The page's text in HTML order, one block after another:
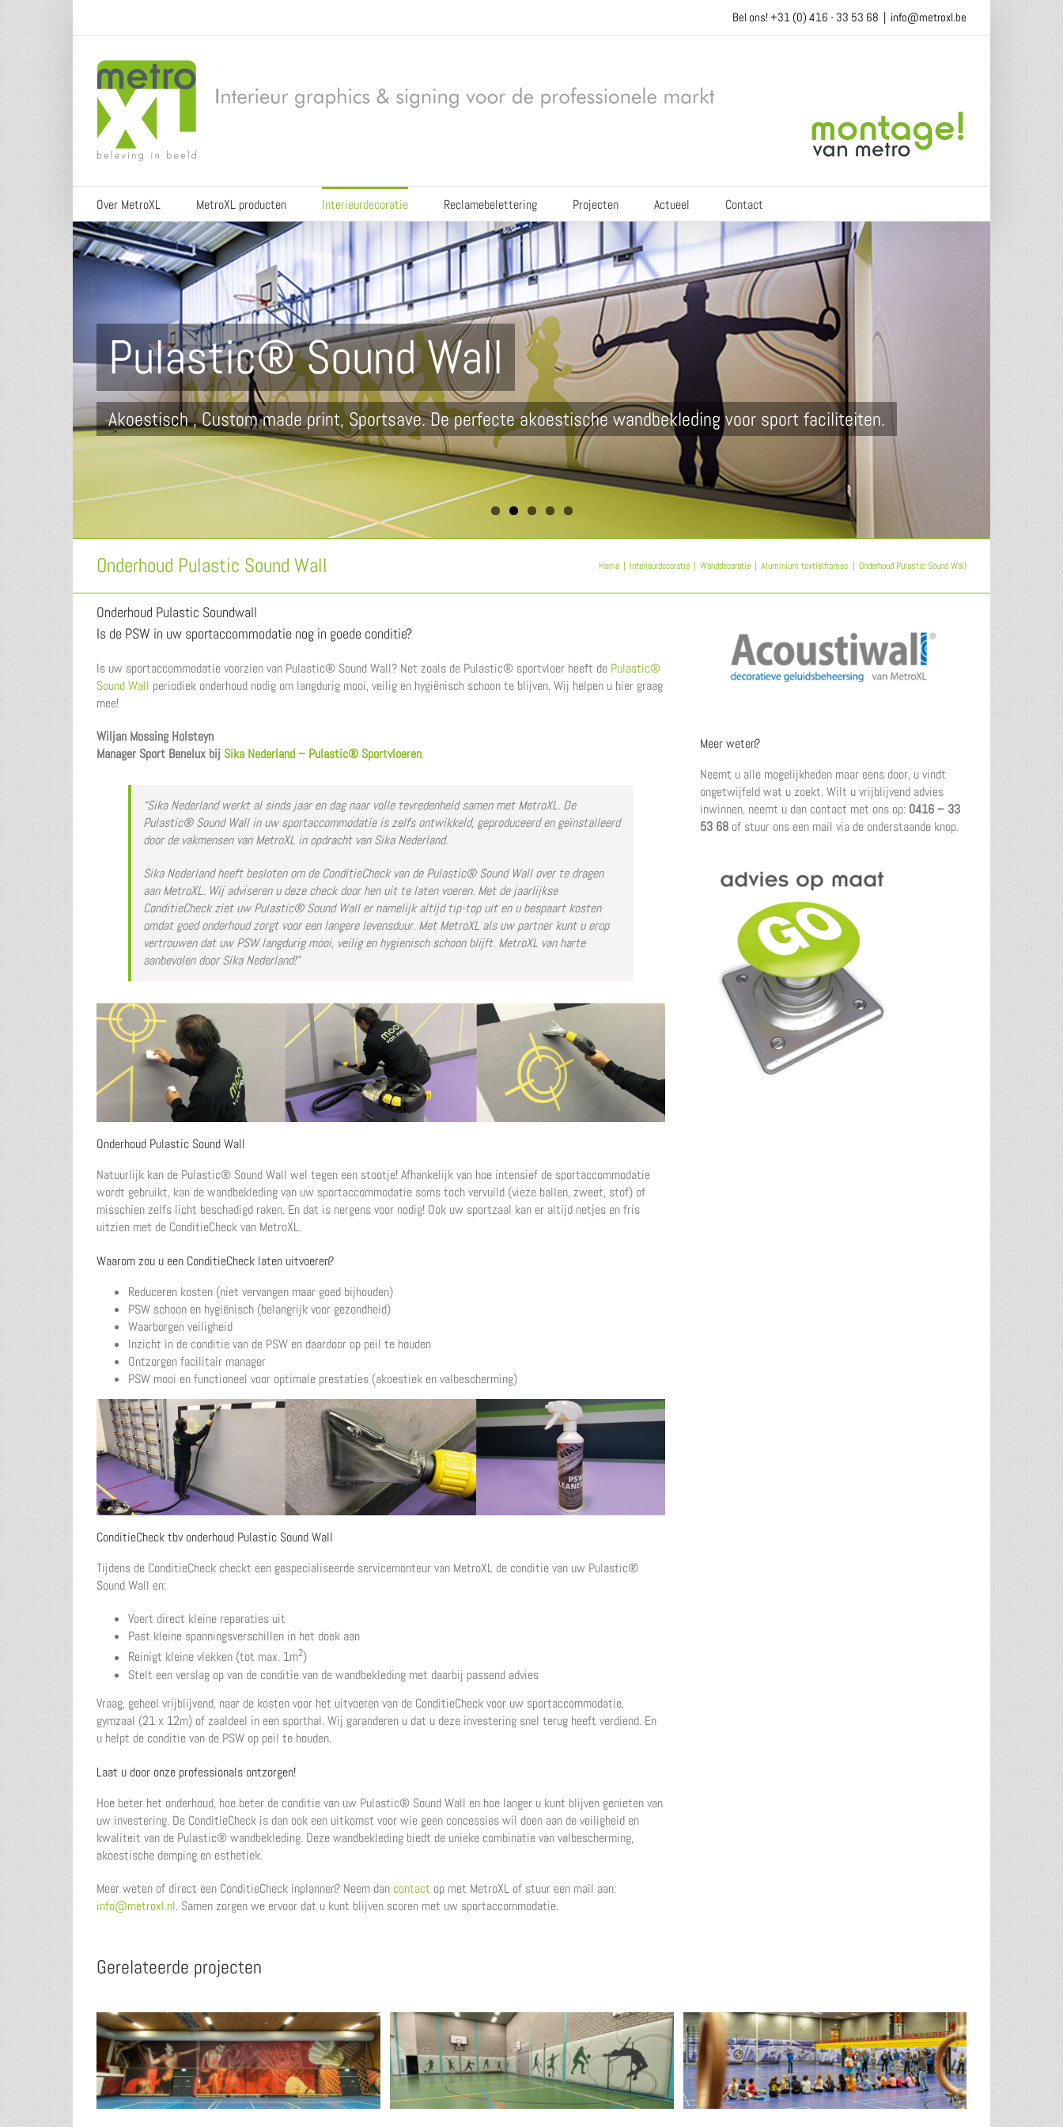
Skip
Bel ons! +31 (0) 416 - 33 53 68 | info@metroxl.be
Over MetroXL MetroXL producten Interieurdecoratie Reclamebelettering Projecten Actueel Contact
Pulastic® Sound Wall
de perfecte wandbekleding voor sportfaciliteiten
Onderhoud Pulastic Sound Wall Home Interieurdecoratie Wanddecoratie Aluminium textielframes Onderhoud Pulastic Sound Wall
Onderhoud Pulastic Soundwall
Is de PSW in uw sportaccommodatie nog in goede conditie?
Is uw sportaccommodatie voorzien van Pulastic® Sound Wall? Net zoals de Pulastic® sportvloer heeft de Pulastic®
Sound Wall periodiek onderhoud nodig om langdurig mooi, veilig en hygiënisch schoon te blijven. Wij helpen u hier graag
mee!
Wiljan Mossing Holsteyn
Manager Sport Benelux bij Sika Nederland – Pulastic® Sportvloeren
“Sika Nederland werkt al sinds jaar en dag naar volle tevredenheid samen met MetroXL. De
Pulastic® Sound Wall in uw sportaccommodatie is zelfs ontwikkeld, geproduceerd en geïnstalleerd
door de vakmensen van MetroXL in opdracht van Sika Nederland.
Sika Nederland heeft besloten om de ConditieCheck van de Pulastic® Sound Wall over te dragen
aan MetroXL. Wij adviseren u deze check door hen uit te laten voeren. Met de jaarlijkse
ConditieCheck ziet uw Pulastic® Sound Wall er namelijk altijd tip-top uit en u bespaart kosten
omdat goed onderhoud zorgt voor een langere levensduur. Met MetroXL als uw partner kunt u erop
vertrouwen dat uw PSW langdurig mooi, veilig en hygienisch schoon blijft. MetroXL van harte
aanbevolen door Sika Nederland!”
Onderhoud Pulastic Sound Wall
Natuurlijk kan de Pulastic® Sound Wall wel tegen een stootje! Afhankelijk van hoe intensief de sportaccommodatie
wordt gebruikt, kan de wandbekleding van uw sportaccommodatie soms toch vervuild (vieze ballen, zweet, stof) of
misschien zelfs licht beschadigd raken. En dat is nergens voor nodig! Ook uw sportzaal kan er altijd netjes en fris
uitzien met de ConditieCheck van MetroXL.
Waarom zou u een ConditieCheck laten uitvoeren?
Reduceren kosten (niet vervangen maar goed bijhouden)
PSW schoon en hygiënisch (belangrijk voor gezondheid)
Waarborgen veiligheid
Inzicht in de conditie van de PSW en daardoor op peil te houden
Ontzorgen facilitair manager
PSW mooi en functioneel voor optimale prestaties (akoestiek en valbescherming)
ConditieCheck tbv onderhoud Pulastic Sound Wall
Tijdens de ConditieCheck checkt een gespecialiseerde servicemonteur van MetroXL de conditie van uw Pulastic®
Sound Wall en:
Voert direct kleine reparaties uit
Past kleine spanningsverschillen in het doek aan
Reinigt kleine vlekken (tot max. 1m2)
Stelt een verslag op van de conditie van de wandbekleding met daarbij passend advies
Vraag, geheel vrijblijvend, naar de kosten voor het uitvoeren van de ConditieCheck voor uw sportaccommodatie,
gymzaal (21 x 12m) of zaaldeel in een sporthal. Wij garanderen u dat u deze investering snel terug heeft verdiend. En
u helpt de conditie van de PSW op peil te houden.
Laat u door onze professionals ontzorgen!
Hoe beter het onderhoud, hoe beter de conditie van uw Pulastic® Sound Wall en hoe langer u kunt blijven genieten van
uw investering. De ConditieCheck is dan ook een uitkomst voor wie geen concessies wil doen aan de veiligheid en
kwaliteit van de Pulastic® wandbekleding. Deze wandbekleding biedt de unieke combinatie van valbescherming,
akoestische demping en esthetiek.
Meer weten of direct een ConditieCheck inplannen? Neem dan contact op met MetroXL of stuur een mail aan:
info@metroxl.nl. Samen zorgen we ervoor dat u kunt blijven scoren met uw sportaccommodatie.
Meer weten?
Neemt u alle mogelijkheden maar eens door, u vindt
ongetwijfeld wat u zoekt. Wilt u vrijblijvend advies
inwinnen, neemt u dan contact met ons op: 0416 – 33
53 68 of stuur ons een mail via de onderstaande knop.
Gerelateerde projecten